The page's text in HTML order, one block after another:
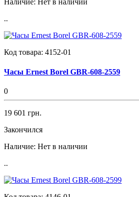
Наличие: Нет в наличии
..
Код товара: 4152-01
Часы Ernest Borel GBR-608-2559
0
19 601 грн.
Закончился
Наличие: Нет в наличии
..